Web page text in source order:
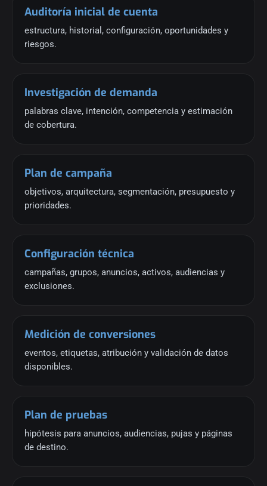
Auditoría inicial de cuenta
estructura, historial, configuración, oportunidades y
riesgos.
Investigación de demanda
palabras clave, intención, competencia y estimación
de cobertura.
Plan de campaña
objetivos, arquitectura, segmentación, presupuesto y
prioridades.
Configuración técnica
campañas, grupos, anuncios, activos, audiencias y
exclusiones.
Medición de conversiones
eventos, etiquetas, atribución y validación de datos
disponibles.
Plan de pruebas
hipótesis para anuncios, audiencias, pujas y páginas
de destino.